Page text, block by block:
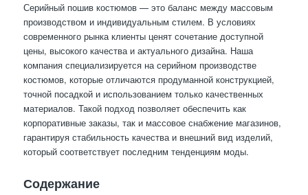
Серийный пошив костюмов — это баланс между массовым
производством и индивидуальным стилем. В условиях
современного рынка клиенты ценят сочетание доступной
цены, высокого качества и актуального дизайна. Наша
компания специализируется на серийном производстве
костюмов, которые отличаются продуманной конструкцией,
точной посадкой и использованием только качественных
материалов. Такой подход позволяет обеспечить как
корпоративные заказы, так и массовое снабжение магазинов,
гарантируя стабильность качества и внешний вид изделий,
который соответствует последним тенденциям моды.
Содержание